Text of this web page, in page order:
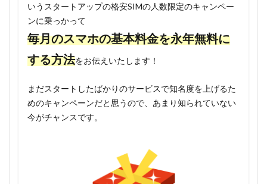
いうスタートアップの格安SIMの人数限定のキャンペー
ンに乗っかって
毎月のスマホの基本料金を永年無料に
する方法をお伝えいたします！
まだスタートしたばかりのサービスで知名度を上げるた
めのキャンペーンだと思うので、あまり知られていない
今がチャンスです。